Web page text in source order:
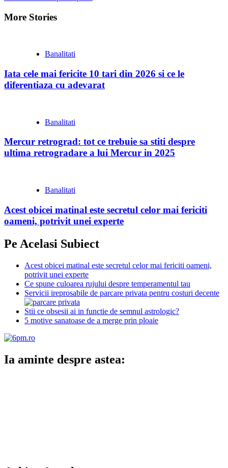
Reading
More Stories
Banalitati
Iata cele mai fericite 10 tari din 2026 si ce le
diferentiaza cu adevarat
Banalitati
Mercur retrograd: tot ce trebuie sa stiti despre
ultima retrogradare a lui Mercur in 2025
Banalitati
Acest obicei matinal este secretul celor mai fericiti
oameni, potrivit unei experte
Pe Acelasi Subiect
Acest obicei matinal este secretul celor mai fericiti oameni,
potrivit unei experte
Ce spune culoarea rujului despre temperamentul tau
Servicii ireprosabile de parcare privata pentru costuri decente
Stii ce obsesii ai in functie de semnul astrologic?
5 motive sanatoase de a merge prin ploaie
Ia aminte despre astea: